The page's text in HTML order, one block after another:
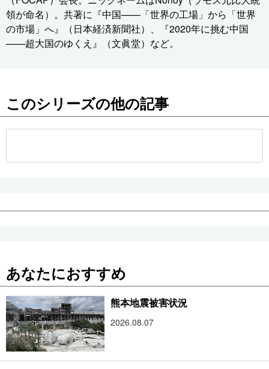
領が命名）。共著に『中国——「世界の工場」から「世界
の市場」へ』（日本経済新聞社）、『2020年に挑む中国
——超大国のゆくえ』（文眞堂）など。
このシリーズの他の記事
あなたにおすすめ
熊本地震被害状況
2026.08.07